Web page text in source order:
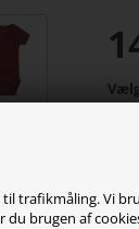
trafikmåling. Vi
du brugen af